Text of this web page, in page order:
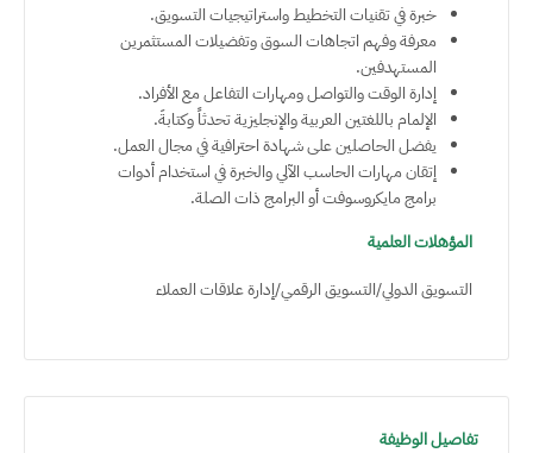
خبرة في تقنيات التخطيط واستراتيجيات التسويق.
معرفة وفهم اتجاهات السوق وتفضيلات المستثمرين
المستهدفين.
إدارة الوقت والتواصل ومهارات التفاعل مع الأفراد.
الإلمام باللغتين العربية والإنجليزية تحدثاً وكتابةَ.
يفضل الحاصلين على شهادة احترافية في مجال العمل.
إتقان مهارات الحاسب الآلي والخبرة في استخدام أدوات
برامج مايكروسوفت أو البرامج ذات الصلة.
المؤهلات العلمية
التسويق الدولي/التسويق الرقمي/إدارة علاقات العملاء
تفاصيل الوظيفة